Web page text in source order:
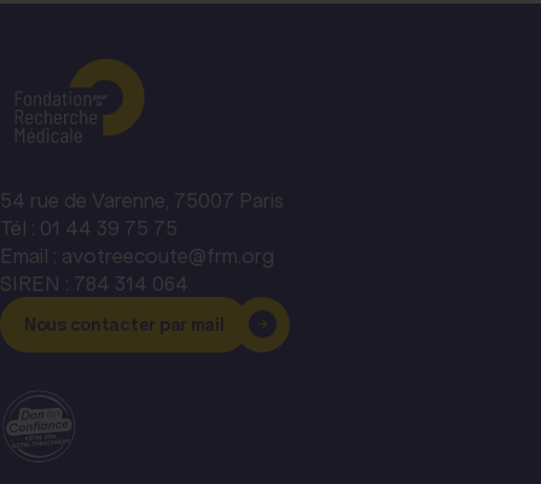
54 rue de Varenne, 75007 Paris
Tél : 01 44 39 75 75
Email : avotreecoute@frm.org
SIREN : 784 314 064
Nous contacter par mail